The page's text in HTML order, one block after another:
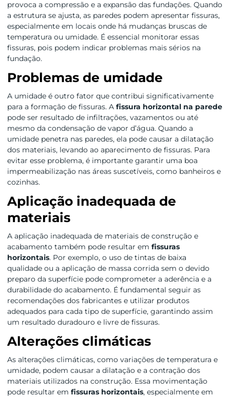
provoca a compressão e a expansão das fundações. Quando
a estrutura se ajusta, as paredes podem apresentar fissuras,
especialmente em locais onde há mudanças bruscas de
temperatura ou umidade. É essencial monitorar essas
fissuras, pois podem indicar problemas mais sérios na
fundação.
Problemas de umidade
A umidade é outro fator que contribui significativamente
para a formação de fissuras. A fissura horizontal na parede
pode ser resultado de infiltrações, vazamentos ou até
mesmo da condensação de vapor d’água. Quando a
umidade penetra nas paredes, ela pode causar a dilatação
dos materiais, levando ao aparecimento de fissuras. Para
evitar esse problema, é importante garantir uma boa
impermeabilização nas áreas suscetíveis, como banheiros e
cozinhas.
Aplicação inadequada de
materiais
A aplicação inadequada de materiais de construção e
acabamento também pode resultar em fissuras
horizontais. Por exemplo, o uso de tintas de baixa
qualidade ou a aplicação de massa corrida sem o devido
preparo da superfície pode comprometer a aderência e a
durabilidade do acabamento. É fundamental seguir as
recomendações dos fabricantes e utilizar produtos
adequados para cada tipo de superfície, garantindo assim
um resultado duradouro e livre de fissuras.
Alterações climáticas
As alterações climáticas, como variações de temperatura e
umidade, podem causar a dilatação e a contração dos
materiais utilizados na construção. Essa movimentação
pode resultar em fissuras horizontais, especialmente em